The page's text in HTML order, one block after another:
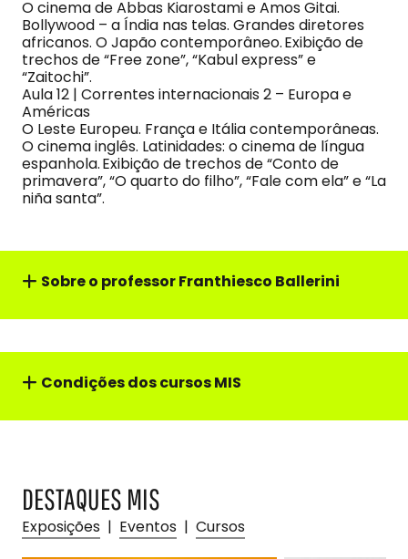
O cinema de Abbas Kiarostami e Amos Gitai.
Bollywood – a Índia nas telas. Grandes diretores
africanos. O Japão contemporâneo. Exibição de
trechos de “Free zone”, “Kabul express” e
“Zaitochi”.
Aula 12 | Correntes internacionais 2 – Europa e
Américas
O Leste Europeu. França e Itália contemporâneas.
O cinema inglês. Latinidades: o cinema de língua
espanhola. Exibição de trechos de “Conto de
primavera”, “O quarto do filho”, “Fale com ela” e “La
niña santa”.
Sobre o professorFranthiesco Ballerini
Condições dos cursos MIS
DESTAQUES MIS
Exposições | Eventos | Cursos